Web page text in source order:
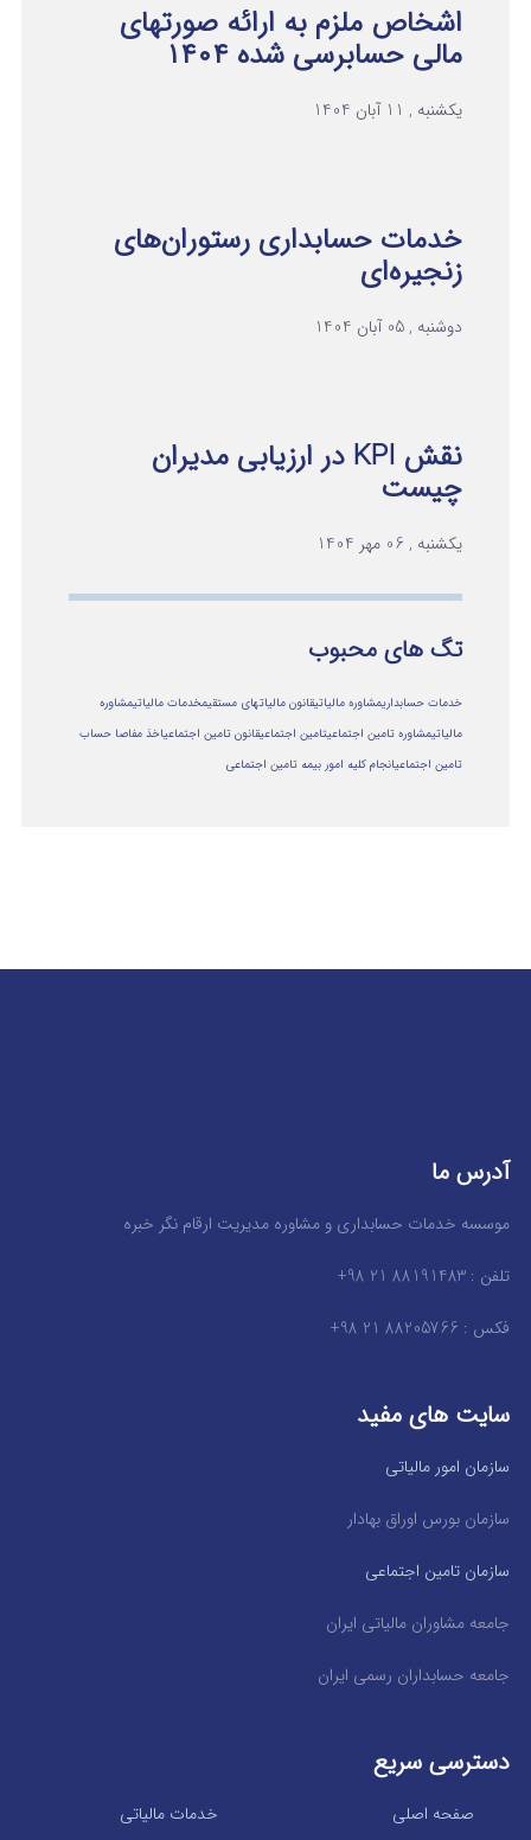
اشخاص ملزم به ارائه صورتهای
مالی حسابرسی شده ۱۴۰۴
یکشنبه , 11 آبان 1404
خدمات حسابداری رستوران‌های
زنجیره‌ای
دوشنبه , 05 آبان 1404
نقش KPI در ارزیابی مدیران
چیست
یکشنبه , 06 مهر 1404
تگ های محبوب
خدمات حسابداریمشاوره مالیاتیقانون مالیاتهای مستقیمخدمات مالیاتیمشاوره
مالياتيمشاوره تامین اجتماعیتامین اجتماعیقانون تامین اجتماعیاخذ مفاصا حساب
تامین اجتماعیانجام کلیه امور بیمه تامین اجتماعی
آدرس ما
موسسه خدمات حسابداری و مشاوره مدیریت ارقام نگر خبره
تلفن : 88191483 21 98+
فکس : 88205766 21 98+
سایت های مفید
سازمان امور مالیاتی
سازمان بورس اوراق بهادار
سازمان تامین اجتماعی
جامعه مشاوران مالیاتی ایران
جامعه حسابداران رسمی ایران
دسترسی سریع
خدمات مالیاتی صفحه اصلی